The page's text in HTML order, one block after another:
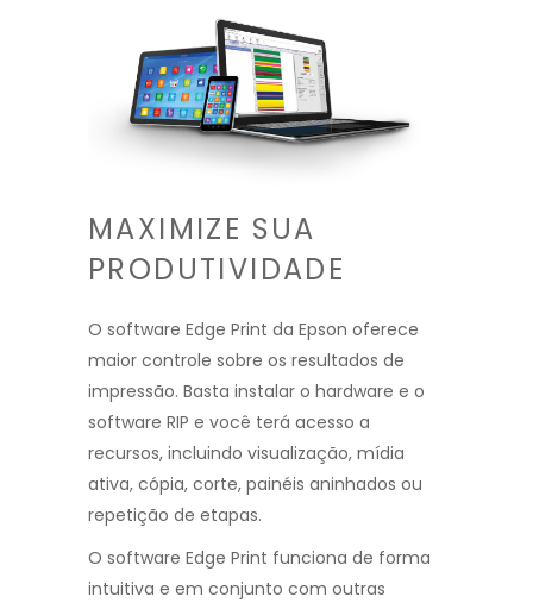
MAXIMIZE SUA
PRODUTIVIDADE
O software Edge Print da Epson oferece
maior controle sobre os resultados de
impressão. Basta instalar o hardware e o
software RIP e você terá acesso a
recursos, incluindo visualização, mídia
ativa, cópia, corte, painéis aninhados ou
repetição de etapas.
O software Edge Print funciona de forma
intuitiva e em conjunto com outras